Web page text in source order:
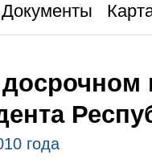
Документы
года